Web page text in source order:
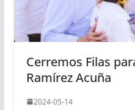
Cerremos Filas
Ramírez Acuña
2024-05-14